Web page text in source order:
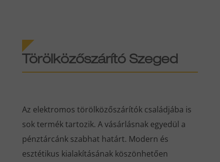
Törölközőszárító Szeged
Az elektromos törölközőszárítók családjába is
sok termék tartozik. A vásárlásnak egyedül a
pénztárcánk szabhat határt. Modern és
esztétikus kialakításának köszönhetően